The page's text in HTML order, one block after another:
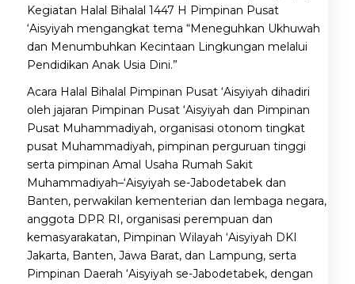
Kegiatan Halal Bihalal 1447 H Pimpinan Pusat
‘Aisyiyah mengangkat tema “Meneguhkan Ukhuwah
dan Menumbuhkan Kecintaan Lingkungan melalui
Pendidikan Anak Usia Dini.”
Acara Halal Bihalal Pimpinan Pusat ‘Aisyiyah dihadiri
oleh jajaran Pimpinan Pusat ‘Aisyiyah dan Pimpinan
Pusat Muhammadiyah, organisasi otonom tingkat
pusat Muhammadiyah, pimpinan perguruan tinggi
serta pimpinan Amal Usaha Rumah Sakit
Muhammadiyah–‘Aisyiyah se-Jabodetabek dan
Banten, perwakilan kementerian dan lembaga negara,
anggota DPR RI, organisasi perempuan dan
kemasyarakatan, Pimpinan Wilayah ‘Aisyiyah DKI
Jakarta, Banten, Jawa Barat, dan Lampung, serta
Pimpinan Daerah ‘Aisyiyah se-Jabodetabek, dengan